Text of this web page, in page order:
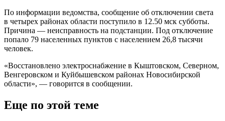
По информации ведомства, сообщение об отключении света
в четырех районах области поступило в 12.50 мск субботы.
Причина — неисправность на подстанции. Под отключение
попало 79 населенных пунктов с населением 26,8 тысячи
человек.
«Восстановлено электроснабжение в Кыштовском, Северном,
Венгеровском и Куйбышевском районах Новосибирской
области», — говорится в сообщении.
Еще по этой теме